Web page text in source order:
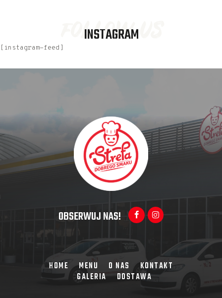
follow us
INSTAGRAM
[instagram-feed]
OBSERWUJ NAS!
HOME MENU O NAS
KONTAKT
GALERIA
DOSTAWA